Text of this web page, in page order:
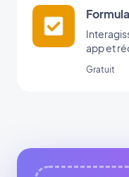
app et
Gratuit